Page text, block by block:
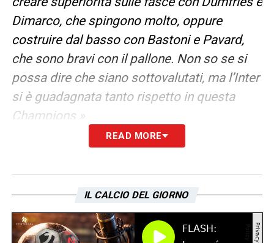
Dimarco, che spingono molto, oppure
costruire dal basso con Bastoni e Pavard,
che sono bravi con il pallone. Non so se si
possa dire che siano sottovalutati, ma l’Inter
si è guadagnata tanto rispetto in questa
Champions »
READ MORE
IL CALCIO DEL GIORNO